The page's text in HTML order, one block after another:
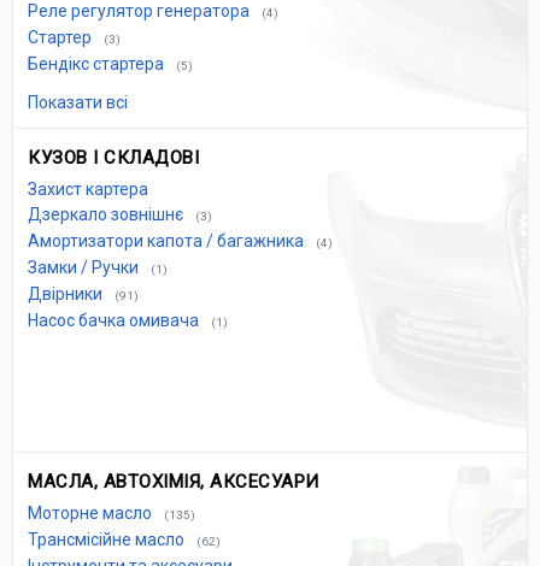
Реле регулятор генератора (4)
Стартер (3)
Бендікс стартера (5)
Показати всі
КУЗОВ І СКЛАДОВІ
Захист картера
Дзеркало зовнішнє
(3)
Амортизатори капота / багажника (4)
Замки / Ручки (1)
Двірники (91)
Насос бачка омивача (1)
МАСЛА, АВТОХІМІЯ, АКСЕСУАРИ
Моторне масло (135)
Трансмісійне масло (62)